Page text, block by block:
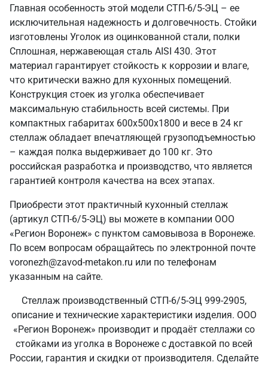
Главная особенность этой модели СТП-6/5-ЭЦ – ее
исключительная надежность и долговечность. Стойки
изготовлены Уголок из оцинкованной стали, полки
Сплошная, нержавеющая сталь AISI 430. Этот
материал гарантирует стойкость к коррозии и влаге,
что критически важно для кухонных помещений.
Конструкция стоек из уголка обеспечивает
максимальную стабильность всей системы. При
компактных габаритах 600х500х1800 и весе в 24 кг
стеллаж обладает впечатляющей грузоподъемностью
– каждая полка выдерживает до 100 кг. Это
российская разработка и производство, что является
гарантией контроля качества на всех этапах.
Приобрести этот практичный кухонный стеллаж
(артикул СТП-6/5-ЭЦ) вы можете в компании ООО
«Регион Воронеж» с пунктом самовывоза в Воронеже.
По всем вопросам обращайтесь по электронной почте
voronezh@zavod-metakon.ru или по телефонам
указанным на сайте.
Стеллаж производственный СТП-6/5-ЭЦ 999-2905,
описание и технические характеристики изделия. ООО
«Регион Воронеж» производит и продаёт стеллажи со
стойками из уголка в Воронеже с доставкой по всей
России, гарантия и скидки от производителя. Сделайте